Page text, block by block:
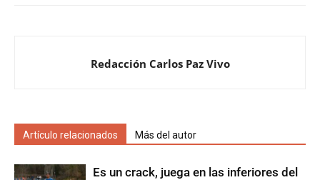
Redacción Carlos Paz Vivo
Artículo relacionados Más del autor
Es un crack, juega en las inferiores del